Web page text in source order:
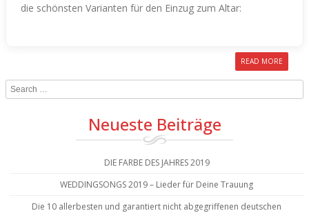
die schönsten Varianten für den Einzug zum Altar:
READ MORE
Search
Neueste Beiträge
DIE FARBE DES JAHRES 2019
WEDDINGSONGS 2019 – Lieder für Deine Trauung
Die 10 allerbesten und garantiert nicht abgegriffenen deutschen